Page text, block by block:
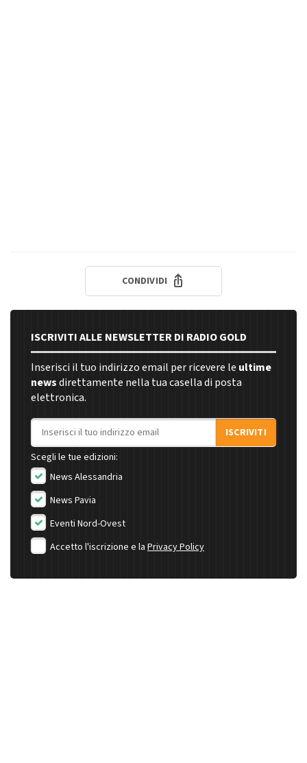
CONDIVIDI
ISCRIVITI ALLE NEWSLETTER DI RADIO GOLD
Inserisci il tuo indirizzo email per ricevere le ultime
newsdirettamente nella tua casella di posta
elettronica.
Indirizzo email
ISCRIVITI
Scegli le tue edizioni:
News Alessandria
News Pavia
Eventi Nord-Ovest
Accetto l'iscrizione e la Privacy Policy